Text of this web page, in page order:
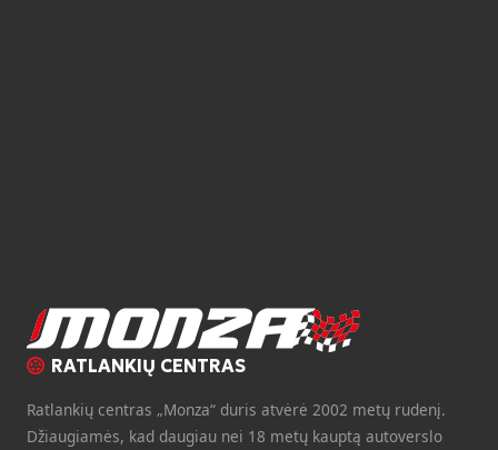
RATLANKIŲ CENTRAS
Ratlankių centras „Monza“ duris atvėrė 2002 metų rudenį.
Džiaugiamės, kad daugiau nei 18 metų kauptą autoverslo